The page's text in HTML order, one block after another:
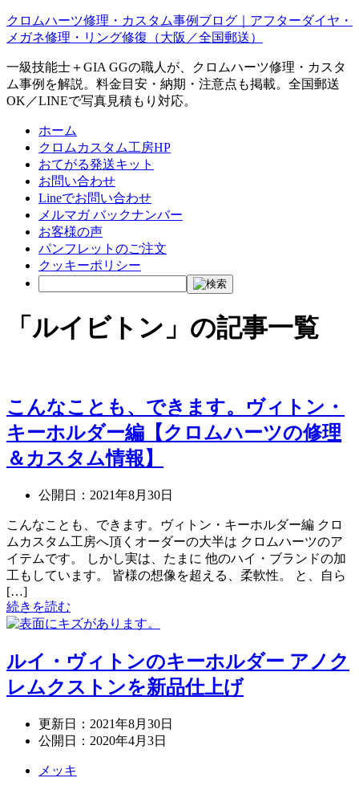
クロムハーツ修理・カスタム事例ブログ｜アフターダイヤ・
メガネ修理・リング修復（大阪／全国郵送）
一級技能士＋GIA GGの職人が、クロムハーツ修理・カスタ
ム事例を解説。料金目安・納期・注意点も掲載。全国郵送
OK／LINEで写真見積もり対応。
ホーム
クロムカスタム工房HP
おてがる発送キット
お問い合わせ
Lineでお問い合わせ
メルマガ バックナンバー
お客様の声
パンフレットのご注文
クッキーポリシー
「ルイビトン」の記事一覧
こんなことも、できます。ヴィトン・
キーホルダー編【クロムハーツの修理
＆カスタム情報】
公開日： 2021年8月30日
こんなことも、できます。ヴィトン・キーホルダー編 クロ
ムカスタム工房へ頂くオーダーの大半は クロムハーツのア
イテムです。 しかし実は、たまに 他のハイ・ブランドの加
工もしています。 皆様の想像を超える、柔軟性。 と、自ら
[…]
続きを読む
ルイ・ヴィトンのキーホルダー アノク
レムクストンを新品仕上げ
更新日： 2021年8月30日
公開日： 2020年4月3日
メッキ